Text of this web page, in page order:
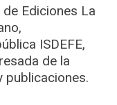
Ediciones La
ISDEFE,
de la
publicaciones.